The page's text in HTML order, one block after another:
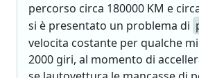
percorso circa 180000 KM e
si è presentato un problema di
velocita costante per qualche
2000 giri, al momento di